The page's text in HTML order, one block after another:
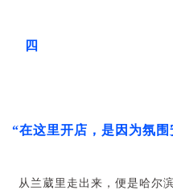
四
“在这里开店，是因为氛围
从兰葳里走出来，便是哈尔